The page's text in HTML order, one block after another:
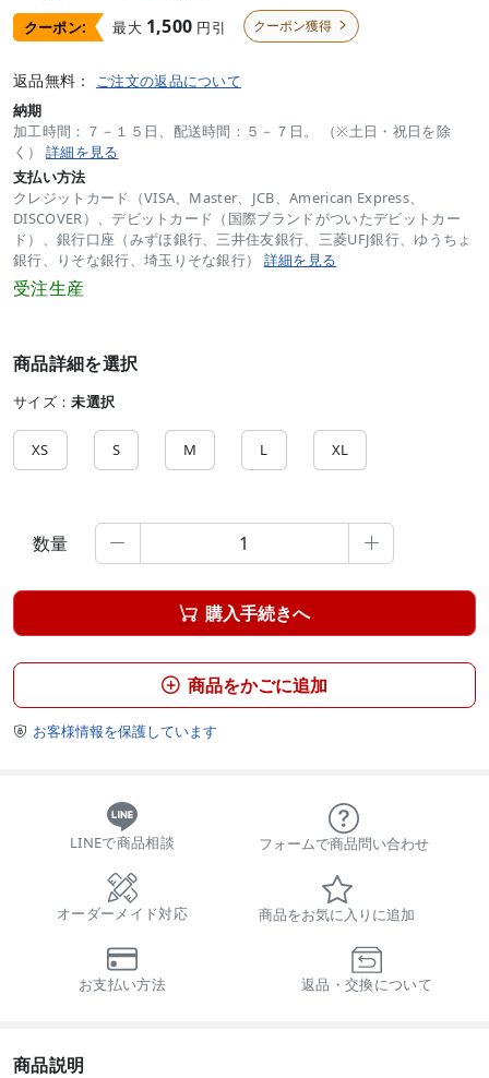
クーポン: 最大 1,500 円引 クーポン獲得 
返品無料： ご注文の返品について
納期
加工時間：７－１５日、配送時間：５－７日。 （※土日・祝日を除
く） 詳細を見る
支払い方法
クレジットカード（VISA、Master、JCB、American Express、
DISCOVER）、デビットカード（国際ブランドがついたデビットカー
ド）、銀行口座（みずほ銀行、三井住友銀行、三菱UFJ銀行、ゆうちょ
銀行、りそな銀行、埼玉りそな銀行） 詳細を見る
受注生産
商品詳細を選択
サイズ：未選択
XS S M L XL
数量  
 購入手続きへ
 商品をかごに追加
 お客様情報を保護しています
LINEで商品相談 フォームで商品問い合わせ
オーダーメイド対応 商品をお気に入りに追加
お支払い方法 返品・交換について
商品説明